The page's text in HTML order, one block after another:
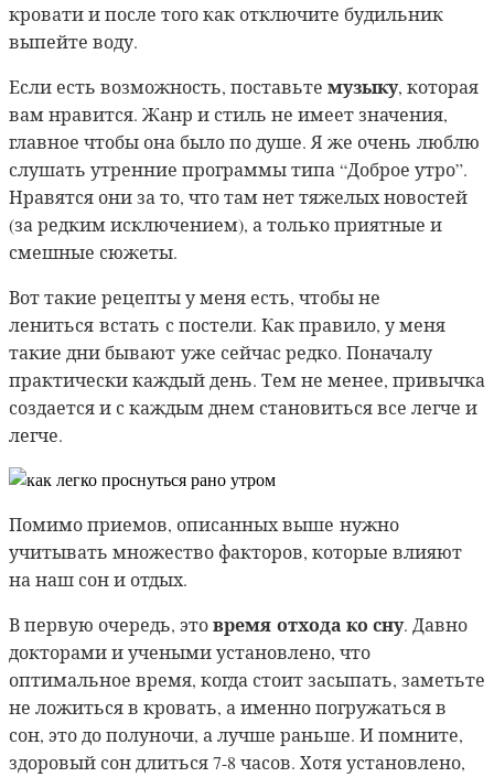
кровати и после того как отключите будильник
выпейте воду.
Если есть возможность, поставьте музыку, которая
вам нравится. Жанр и стиль не имеет значения,
главное чтобы она было по душе. Я же очень люблю
слушать утренние программы типа “Доброе утро”.
Нравятся они за то, что там нет тяжелых новостей
(за редким исключением), а только приятные и
смешные сюжеты.
Вот такие рецепты у меня есть, чтобы не
лениться встать с постели. Как правило, у меня
такие дни бывают уже сейчас редко. Поначалу
практически каждый день. Тем не менее, привычка
создается и с каждым днем становиться все легче и
легче.
Помимо приемов, описанных выше нужно
учитывать множество факторов, которые влияют
на наш сон и отдых.
В первую очередь, этовремя отхода ко сну. Давно
докторами и учеными установлено, что
оптимальное время, когда стоит засыпать, заметьте
не ложиться в кровать, а именно погружаться в
сон, это до полуночи, а лучше раньше. И помните,
здоровый сон длиться 7-8 часов. Хотя установлено,